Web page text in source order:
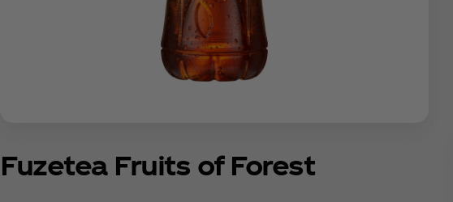
Fuzetea Fruits of Forest